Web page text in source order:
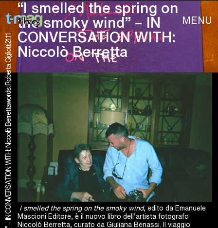
MENU
words: Roberta Gigliotti
21.11
“I smelled the spring on
the smoky wind” – IN
CONVERSATION WITH:
Niccolò Berretta
I smelled the spring on the smoky wind, edito da Emanuele
Mascioni Editore, è il nuovo libro dell’artista fotografo
Niccolò Berretta, curato da Giuliana Benassi. Il viaggio